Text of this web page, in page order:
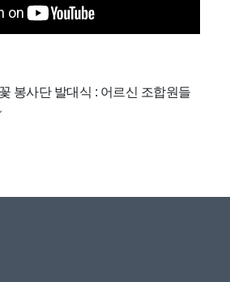
봉사단 발대식 : 어르신 조합원들